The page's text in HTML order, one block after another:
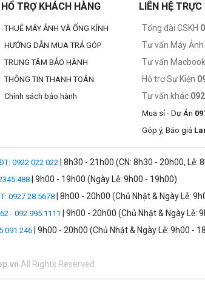
HỔ TRỢ KHÁCH HÀNG
THUÊ MÁY ẢNH VÀ ỐNG KÍNH
HƯỚNG DẪN MUA TRẢ GÓP
TRUNG TÂM BẢO HÀNH
THÔNG TIN THANH TOÁN
Chính sách bảo hành
LIÊN HỆ TRỰC
Tổng đài CSKH
Tư vấn Máy Ảnh
Tư vấn Macbook
Hỗ trợ Sự Kiện
Tư vấn khác
Mua sỉ - Dự Án
Góp ý, Báo giá
0922 022 022 | 8h30 - 21h00 (CN: 8h30 - 20h00, Lễ:
| 9h00 - 19h00 (Ngày Lễ: 9h00 - 19h00)
0927 28 5678 | 8h00 - 20h00 (Chủ Nhật & Ngày Lễ:
- 092.995.1111
| 9h00 - 20h00 (Chủ Nhật & Ngày Lễ:
091 246 | 9h00 - 20h00 (Chủ Nhật & Ngày Lễ: 9h00 -
All Rights Reserved